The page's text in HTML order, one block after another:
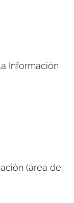
Información
(área de